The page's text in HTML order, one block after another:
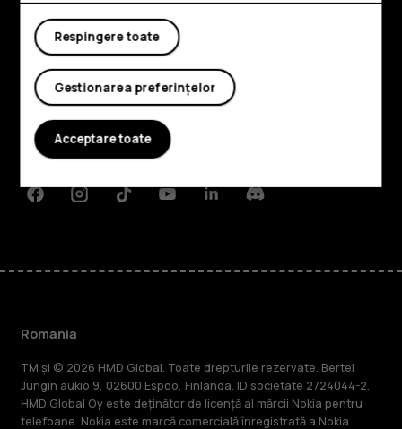
Explorează
Despre
Planet and people
FacebookInstagramTiktokYoutubeLinkedinDiscord
Romania
TM și © 2026 HMD Global. Toate drepturile rezervate. Bertel
Jungin aukio 9, 02600 Espoo, Finlanda. ID societate 2724044-2.
HMD Global Oy este deținător de licență al mărcii Nokia pentru
telefoane. Nokia este marcă comercială înregistrată a Nokia
Respingere toate
Gestionarea preferințelor
Acceptare toate